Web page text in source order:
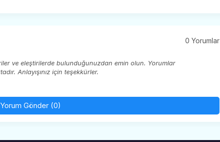
0 Yorumlar
ve eleştirilerde bulunduğunuzdan emin olun. Yorumlar
Anlayışınız için teşekkürler.
Yorum Gönder (0)